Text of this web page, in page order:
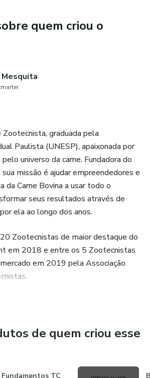
2020. Em março de 2022 foi
entre as 20 mulheres mais
quem criou o
graduada pela
Paulista (UNESP), apaixonada por
universo da carne. Fundadora do
missão é ajudar empreendedores e
da Carne Bovina a usar todo o
seus resultados através de
ela ao longo dos anos.
Zootecnistas de maior destaque do
em 2018 e entre os 5 Zootecnistas
em 2019 pela Associação
profissional na JBS, liderando
Seguiu, após se deparar com o
a produção de uma indústria de cortes
onde são produzidas as marcas
liderou as áreas de Qualidade e
de quem criou esse
Fundamentos TC